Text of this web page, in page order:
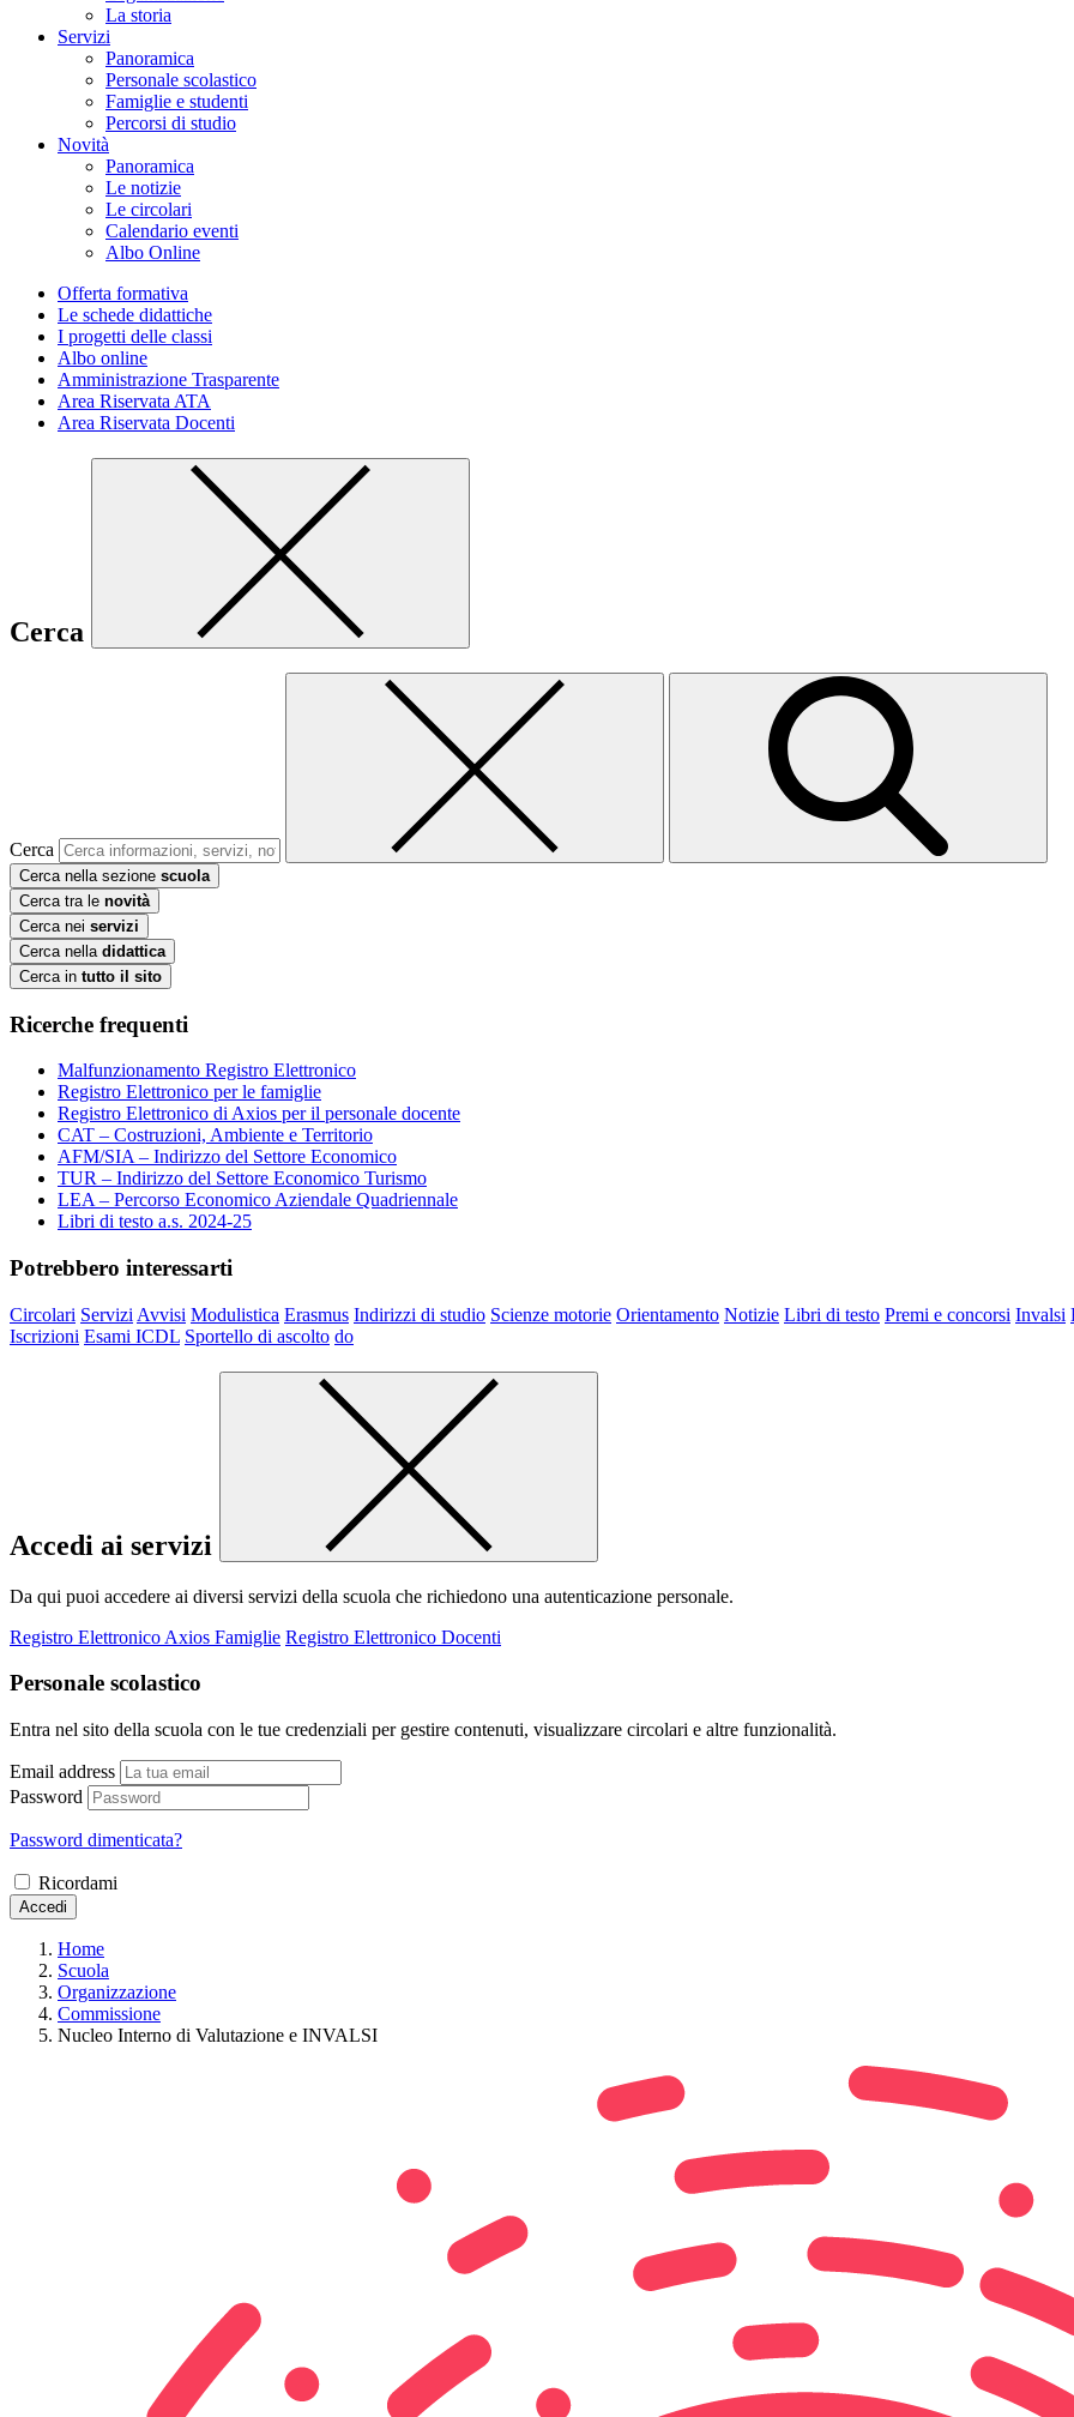
La storia
Servizi
Panoramica
Personale scolastico
Famiglie e studenti
Percorsi di studio
Novità
Panoramica
Le notizie
Le circolari
Calendario eventi
Albo Online
Offerta formativa
Le schede didattiche
I progetti delle classi
Albo online
Amministrazione Trasparente
Area Riservata ATA
Area Riservata Docenti
Cerca
Cerca
Cerca nella sezione scuola
Cerca tra le novità
Cerca nei servizi
Cerca nella didattica
Cerca in tutto il sito
Ricerche frequenti
Malfunzionamento Registro Elettronico
Registro Elettronico per le famiglie
Registro Elettronico di Axios per il personale docente
CAT – Costruzioni, Ambiente e Territorio
AFM/SIA – Indirizzo del Settore Economico
TUR – Indirizzo del Settore Economico Turismo
LEA – Percorso Economico Aziendale Quadriennale
Libri di testo a.s. 2024-25
Potrebbero interessarti
Circolari Servizi Avvisi Modulistica Erasmus Indirizzi di studio Scienze motorie Orientamento Notizie Libri di testo Premi e concorsi Invalsi
Iscrizioni Esami ICDL Sportello di ascolto do
Accedi ai servizi
Da qui puoi accedere ai diversi servizi della scuola che richiedono una autenticazione personale.
Registro Elettronico Axios Famiglie Registro Elettronico Docenti
Personale scolastico
Entra nel sito della scuola con le tue credenziali per gestire contenuti, visualizzare circolari e altre funzionalità.
Email address
Password
Password dimenticata?
Ricordami
Accedi
Home
Scuola
Organizzazione
Commissione
Nucleo Interno di Valutazione e INVALSI